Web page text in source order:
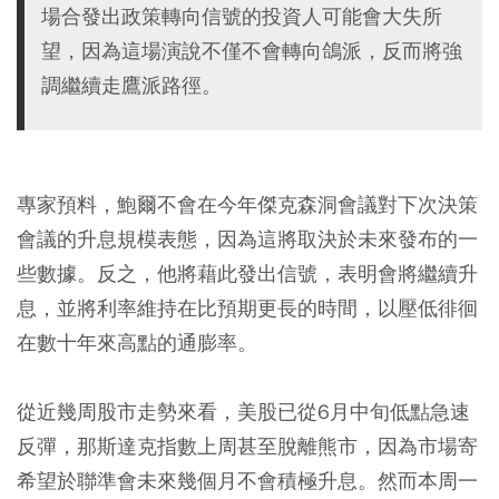
場合發出政策轉向信號的投資人可能會大失所
望，因為這場演說不僅不會轉向鴿派，反而將強
調繼續走鷹派路徑。
專家預料，鮑爾不會在今年傑克森洞會議對下次決策
會議的升息規模表態，因為這將取決於未來發布的一
些數據。反之，他將藉此發出信號，表明會將繼續升
息，並將利率維持在比預期更長的時間，以壓低徘徊
在數十年來高點的通膨率。
從近幾周股市走勢來看，美股已從6月中旬低點急速
反彈，那斯達克指數上周甚至脫離熊市，因為市場寄
希望於聯準會未來幾個月不會積極升息。然而本周一